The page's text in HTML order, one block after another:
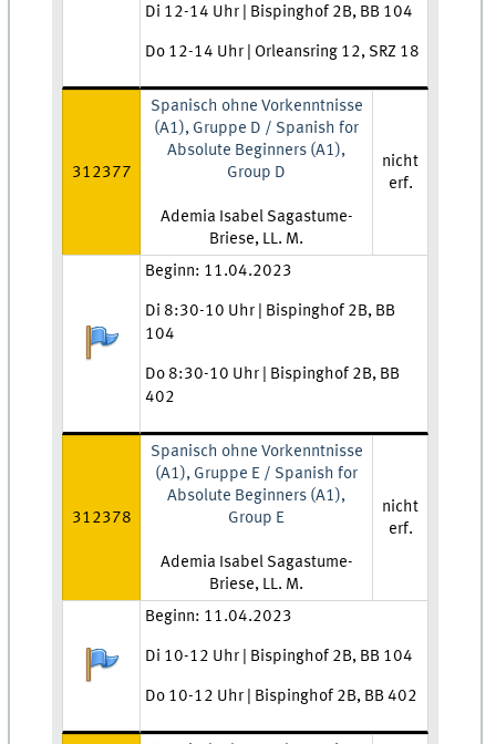
Di 12-14 Uhr | Bispinghof 2B, BB 104
Do 12-14 Uhr | Orleansring 12, SRZ 18
312377
Spanisch ohne Vorkenntnisse
(A1), Gruppe D / Spanish for
Absolute Beginners (A1),
Group D
Lehrkraft:
Ademia Isabel Sagastume-
Briese, LL. M.
nicht
erf.
Anmeldestatus:
Zeit und Ort:
Beginn: 11.04.2023
Di 8:30-10 Uhr | Bispinghof 2B, BB
104
Do 8:30-10 Uhr | Bispinghof 2B, BB
402
312378
Spanisch ohne Vorkenntnisse
(A1), Gruppe E / Spanish for
Absolute Beginners (A1),
Group E
Lehrkraft:
Ademia Isabel Sagastume-
Briese, LL. M.
nicht
erf.
Anmeldestatus:
Zeit und Ort:
Beginn: 11.04.2023
Di 10-12 Uhr | Bispinghof 2B, BB 104
Do 10-12 Uhr | Bispinghof 2B, BB 402